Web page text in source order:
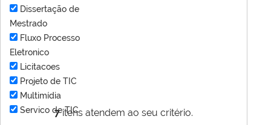
7itens atendem ao seu critério.
Dissertação de
Mestrado
Fluxo Processo
Eletronico
Licitacoes
Projeto de TIC
Multimídia
Servico de TIC